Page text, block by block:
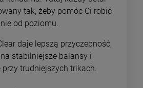
tak, żeby pomóc Ci robić
od poziomu.
daje lepszą przyczepność,
stabilniejsze balansy i
trudniejszych trikach.